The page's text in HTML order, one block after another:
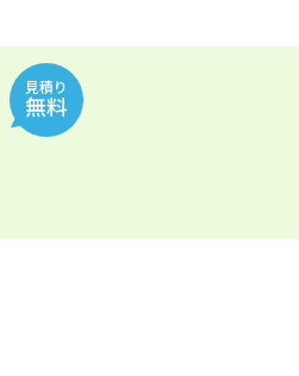
見積り
無料